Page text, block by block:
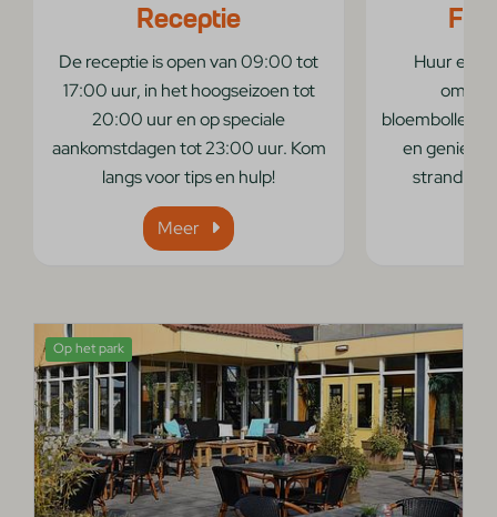
Receptie
De receptie is open van 09:00 tot
17:00 uur, in het hoogseizoen tot
20:00 uur en op speciale
aankomstdagen tot 23:00 uur. Kom
langs voor tips en hulp!
Meer
Huur een
en geniet
strand
Op het park